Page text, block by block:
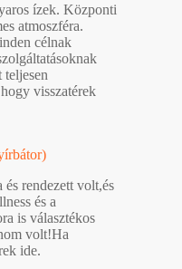
ízek. Központi
atmoszféra.
célnak
teljesen
visszatérek
és rendezett volt,és
és a
is választékos
volt!Ha
ide.